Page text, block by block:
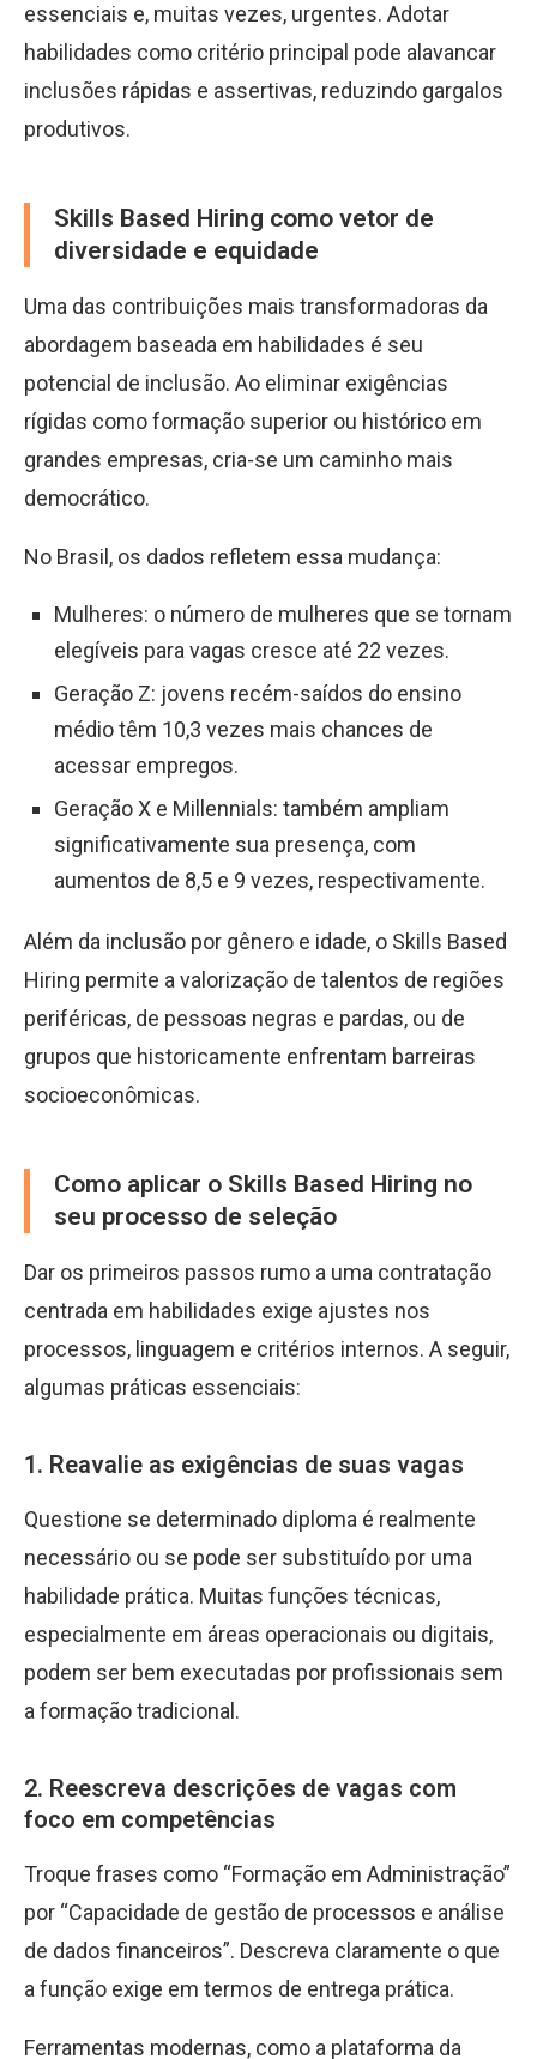
essenciais e, muitas vezes, urgentes. Adotar
habilidades como critério principal pode alavancar
inclusões rápidas e assertivas, reduzindo gargalos
produtivos.
Skills Based Hiring como vetor de
diversidade e equidade
Uma das contribuições mais transformadoras da
abordagem baseada em habilidades é seu
potencial de inclusão. Ao eliminar exigências
rígidas como formação superior ou histórico em
grandes empresas, cria-se um caminho mais
democrático.
No Brasil, os dados refletem essa mudança:
Mulheres: o número de mulheres que se tornam
elegíveis para vagas cresce até 22 vezes.
Geração Z: jovens recém-saídos do ensino
médio têm 10,3 vezes mais chances de
acessar empregos.
Geração X e Millennials: também ampliam
significativamente sua presença, com
aumentos de 8,5 e 9 vezes, respectivamente.
Além da inclusão por gênero e idade, o Skills Based
Hiring permite a valorização de talentos de regiões
periféricas, de pessoas negras e pardas, ou de
grupos que historicamente enfrentam barreiras
socioeconômicas.
Como aplicar o Skills Based Hiring no
seu processo de seleção
Dar os primeiros passos rumo a uma contratação
centrada em habilidades exige ajustes nos
processos, linguagem e critérios internos. A seguir,
algumas práticas essenciais:
1. Reavalie as exigências de suas vagas
Questione se determinado diploma é realmente
necessário ou se pode ser substituído por uma
habilidade prática. Muitas funções técnicas,
especialmente em áreas operacionais ou digitais,
podem ser bem executadas por profissionais sem
a formação tradicional.
2. Reescreva descrições de vagas com
foco em competências
Troque frases como “Formação em Administração”
por “Capacidade de gestão de processos e análise
de dados financeiros”. Descreva claramente o que
a função exige em termos de entrega prática.
Ferramentas modernas, como a plataforma da